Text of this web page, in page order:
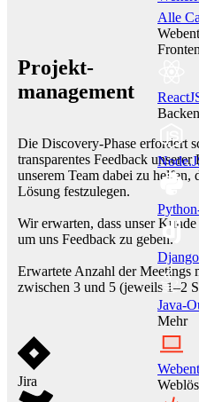
Projekt-
management
Die Discovery-Phase erfordert
transparentes Feedback
unserem Team dabei zu
Lösung festzulegen.
Wir erwarten, dass unser
um uns Feedback zu geben.
Erwartete Anzahl der Meetings
zwischen 3 und 5 (jeweils 1–2
Jira
Alle
Java-
Mehr